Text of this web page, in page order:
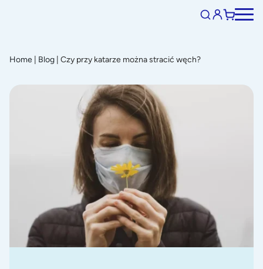
Home Blog Czy przy katarze można stracić węch?